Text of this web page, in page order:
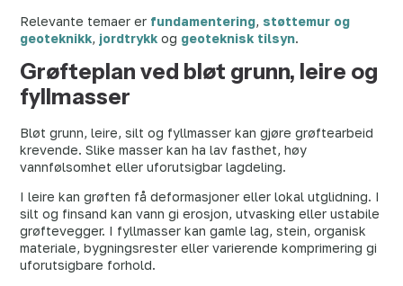
Relevante temaer er fundamentering, støttemur og
geoteknikk, jordtrykk og geoteknisk tilsyn.
Grøfteplan ved bløt grunn, leire og
fyllmasser
Bløt grunn, leire, silt og fyllmasser kan gjøre grøftearbeid
krevende. Slike masser kan ha lav fasthet, høy
vannfølsomhet eller uforutsigbar lagdeling.
I leire kan grøften få deformasjoner eller lokal utglidning. I
silt og finsand kan vann gi erosjon, utvasking eller ustabile
grøftevegger. I fyllmasser kan gamle lag, stein, organisk
materiale, bygningsrester eller varierende komprimering gi
uforutsigbare forhold.